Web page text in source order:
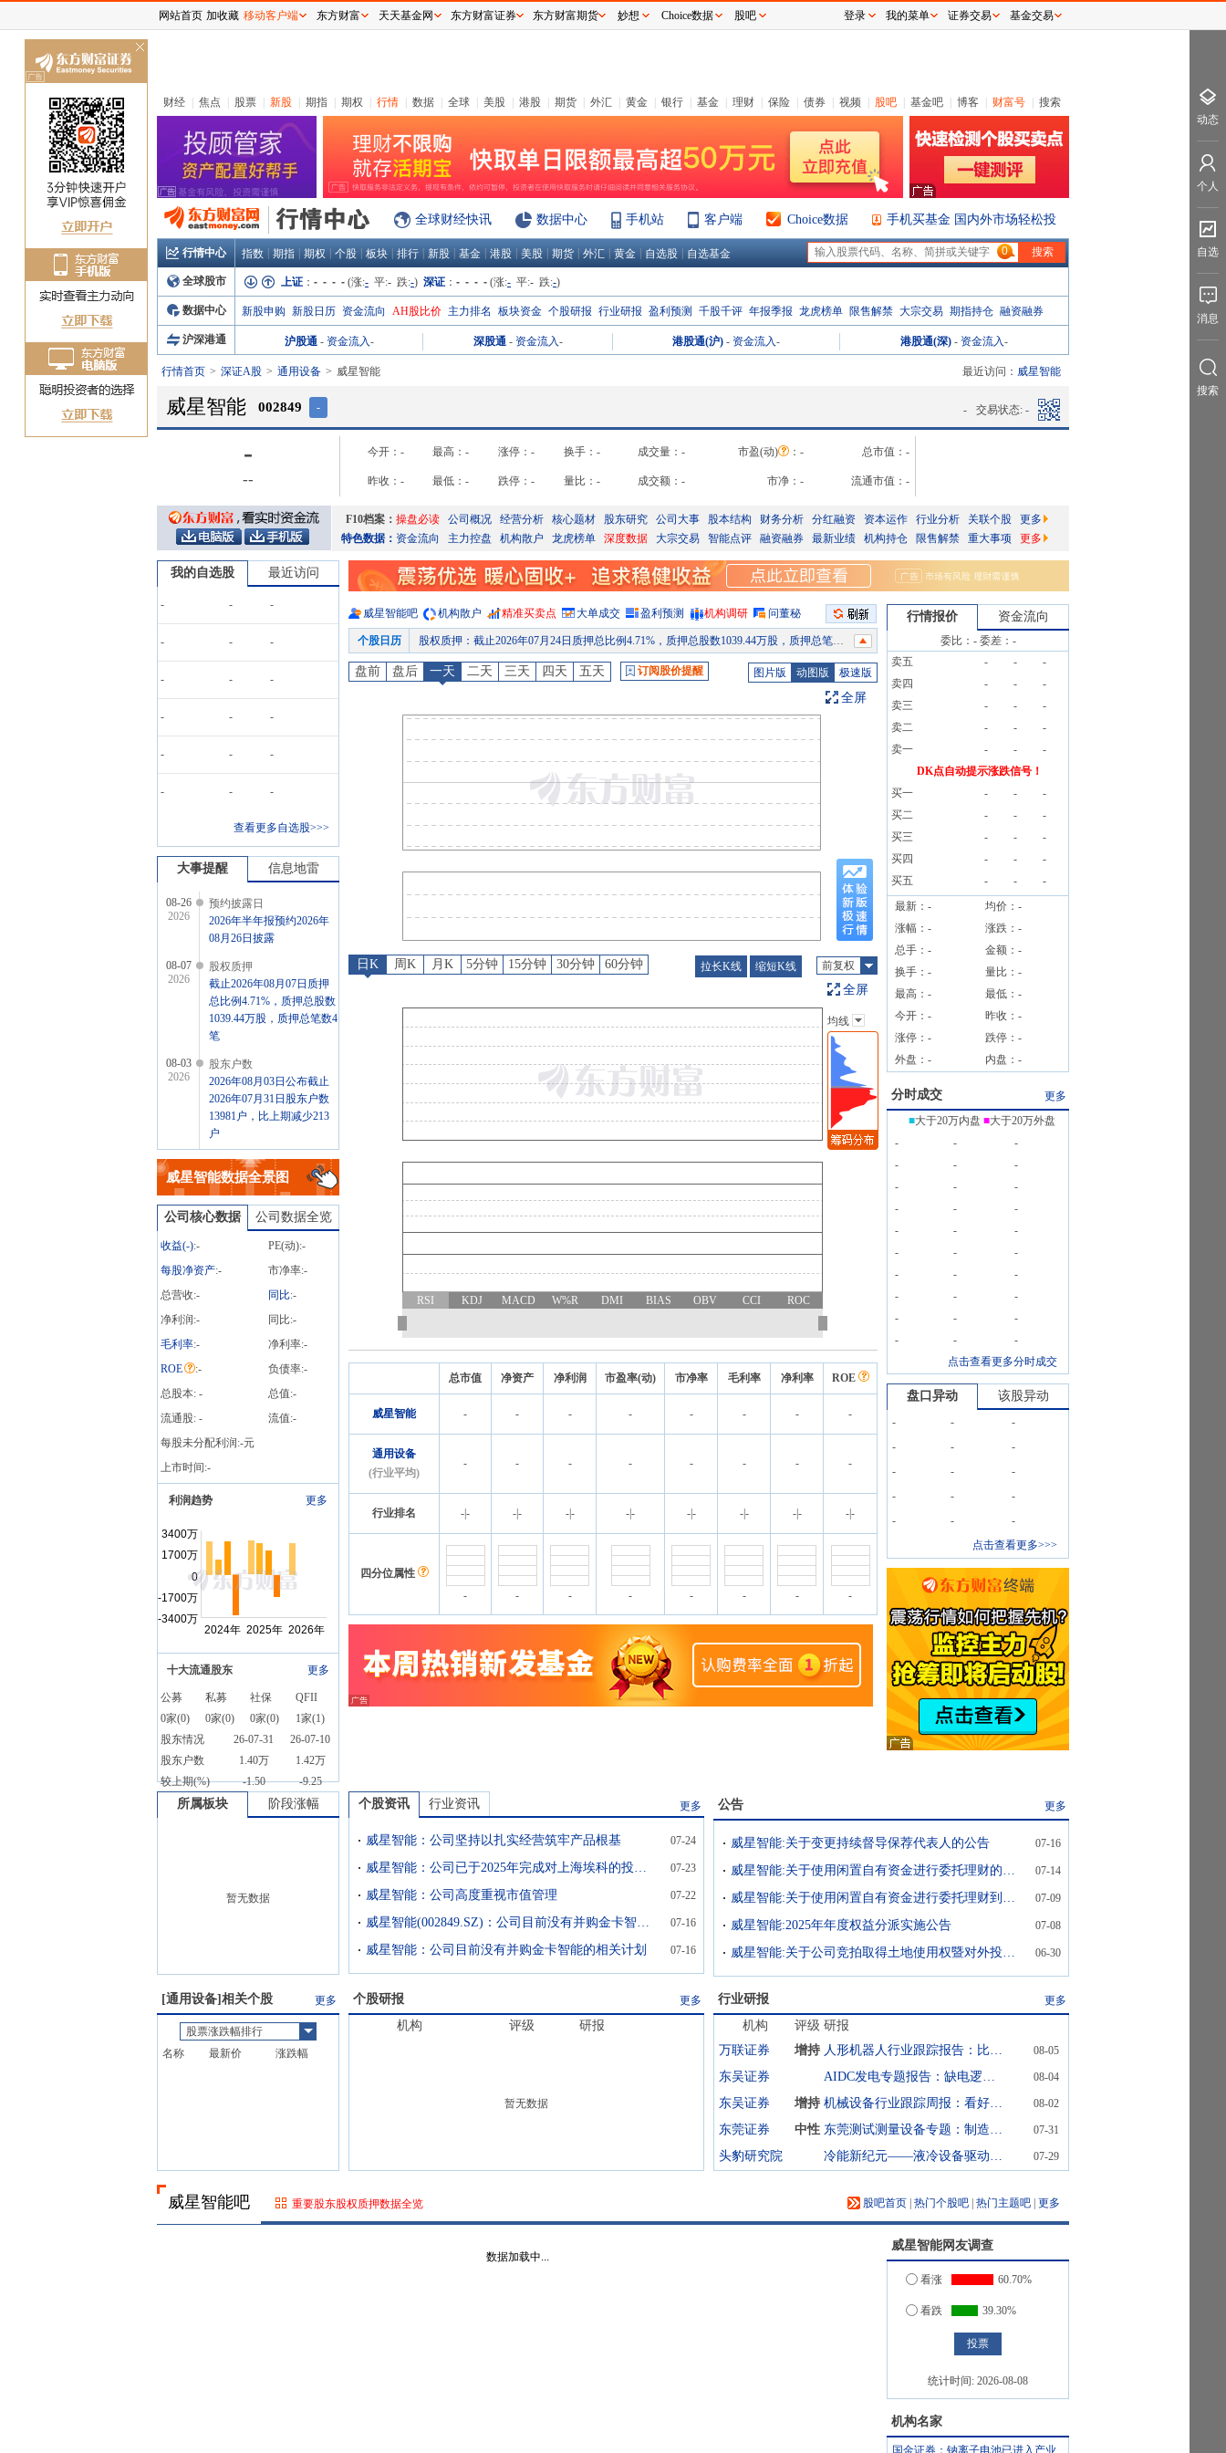
财经 焦点 股票 新股 期指 期权 行情 数据 全球 美股 港股 期货 外汇 黄金 银行 基金 理财 保险 债券 视频 股吧 基金吧 博客 财富号 搜索
全球财经快讯 数据中心 手机站 客户端 Choice数据 手机买基金 国内外市场轻松投
行情中心 指数 期指 期权 个股 板块 排行 新股 基金 港股 美股 期货 外汇 黄金 自选股 自选基金 0
全球股市 上证 ： - - - - (涨:- 平:- 跌:-) 深证 ： - - - - (涨:- 平:- 跌:-)
数据中心 新股申购 新股日历 资金流向 AH股比价 主力排名 板块资金 个股研报 行业研报 盈利预测 千股千评 年报季报 龙虎榜单 限售解禁 大宗交易 期指持仓 融资融券
沪深港通 沪股通 - 资金流入- 深股通 - 资金流入- 港股通(沪) - 资金流入- 港股通(深) - 资金流入-
行情首页 深证A股 通用设备 威星智能 最近访问： 威星智能
威星智能 002849 - - 交易状态: -
-
--
今开： - 最高： - 涨停： - 换手： - 成交量： - 市盈(动) ： - 总市值： -
昨收： - 最低： - 跌停： - 量比： - 成交额： - 市净： - 流通市值： -
F10档案： 操盘必读 公司概况 经营分析 核心题材 股东研究 公司大事 股本结构 财务分析 分红融资 资本运作 行业分析 关联个股
更多
特色数据： 资金流向 主力控盘 机构散户 龙虎榜单 深度数据 大宗交易 智能点评 融资融券 最新业绩 机构持仓 限售解禁 重大事项 更多
我的自选股 最近访问
- - -
- - -
- - -
- - -
- - -
- - -
查看更多自选股>>>
大事提醒 信息地雷
08-26
2026
预约披露日
2026年半年报预约2026年
08月26日披露
08-07
2026
股权质押
截止2026年08月07日质押
总比例4.71%，质押总股数
1039.44万股，质押总笔数4
笔
08-03
2026
股东户数
2026年08月03日公布截止
2026年07月31日股东户数
13981户，比上期减少213
户
07-31
2026
股权质押
截止2026年07月31日质押
总比例4.71%，质押总股数
1039.44万股，质押总笔数4
威星智能数据全景图
公司核心数据 公司数据全览
收益(-):- PE(动):-
每股净资产:- 市净率:-
总营收:- 同比:-
净利润:- 同比:-
毛利率:- 净利率:-
ROE
:- 负债率:-
总股本: - 总值:-
流通股: - 流值:-
每股未分配利润:-元
上市时间:-
利润趋势 更多
十大流通股东 更多
公募 私募 社保
QFII
0家(0) 0家(0) 0家(0) 1家(1)
股东情况
26-07-31
26-07-10
股东户数
1.40万
1.42万
较上期(%)
-1.50 -9.25
威星智能吧 机构散户 精准买卖点 大单成交 盈利预测 机构调研 问董秘
个股日历 股权质押 ： 截止2026年07月24日质押总比例4.71%，质押总股数1039.44万股，质押总笔数4笔
股东户数：2026年07月23日公布截止2026年07月10日股东户数14194户，比上期减少1447户
股权质押
截止2026年07月17日质押总比例4.71%，质押总股数1039.44万股，质押总笔数4笔
公告：2026年07月16日发布《威星智能:关于变更持续督导保荐代表人的公告》
公告：2026年07月14日发布《威星智能:关于使用闲置自有资金进行委托理财的进展公告》
预约披露日：2026年半年报预约2026年08月26日披露
股权质押 ：截止2026年08月07日质押总比例4.71%，质押总股数1039.44万股，质押总笔数4笔
股权质押：截止2026年07月31日质押总比例4.71%，质押总股数1039.44万股，质押总笔数4笔
盘前 盘后 一天 二天 三天 四天 五天 订阅股价提醒 图片版 动图版 极速版
全屏
日K 周K 月K 5分钟 15分钟 30分钟 60分钟 拉长K线 缩短K线 前复权
全屏
主图指标
均线
EXPMA
SAR
BBI
RSI KDJ MACD W%R DMI BIAS OBV CCI ROC
均线
总市值 净资产 净利润 市盈率(动) 市净率 毛利率 净利率 ROE
威星智能 - - - - - - - -
通用设备
(行业平均)
- - - - - - - -
行业排名 -- -- -|- -- -|- -|- -|- --
四分位属性
-
- - - - - - -
行情报价 资金流向
委比： -委差： -
卖五
- -
-
卖四
- -
-
卖三
- -
-
卖二
- -
-
卖一
- -
-
DK点自动提示涨跌信号！
买一
- -
-
买二
- -
-
买三
- -
-
买四
- -
-
买五
- -
-
最新： - 均价： -
涨幅： - 涨跌： -
总手： - 金额： -
换手： - 量比： -
最高： - 最低： -
今开： - 昨收： -
涨停： - 跌停： -
外盘： - 内盘： -
分时成交
更多
■大于20万内盘 ■大于20万外盘
-
-
-
-
-
-
-
-
-
-
-
-
-
-
-
-
-
-
-
-
-
-
-
-
-
-
-
-
-
-
点击查看更多分时成交
盘口异动 该股异动
- -
-
-
-
-
-
-
-
-
-
-
-
-
-
点击查看更多>>>
所属板块 阶段涨幅
暂无数据
个股资讯 行业资讯 更多
威星智能：公司坚持以扎实经营筑牢产品根基 07-24
威星智能：公司已于2025年完成对上海埃科的投资布局，补齐工商业计量产品线 07-23
威星智能：公司高度重视市值管理 07-22
威星智能(002849.SZ)：公司目前没有并购金卡智能的相关计划 07-16
威星智能：公司目前没有并购金卡智能的相关计划 07-16
公告 更多
威星智能:关于变更持续督导保荐代表人的公告 07-16
威星智能:关于使用闲置自有资金进行委托理财的进展公告 07-14
威星智能:关于使用闲置自有资金进行委托理财到期赎回的公告 07-09
威星智能:2025年年度权益分派实施公告 07-08
威星智能:关于公司竞拍取得土地使用权暨对外投资进展情况的公告 06-30
[通用设备]相关个股 更多
股票涨跌幅排行
名称
最新价 涨跌幅
个股研报 更多
机构 评级 研报
暂无数据
行业研报 更多
机构 评级 研报
万联证券
增持 人形机器人行业跟踪报告：比亚迪人形机器人“小迪”预计8月亮相 08-05
东吴证券 AIDC发电专题报告：缺电逻辑下燃机已开始释放利润，重视0-1的SOFC 08-04
东吴证券 增持 机械设备行业跟踪周报：看好半导体设备超级景气周期&资本开支加速受益的AI设备；推荐估值低稳增长的工程机械 08-02
东莞证券 中性 东莞测试测量设备专题：制造业升级催化检测需求 07-31
头豹研究院 冷能新纪元——液冷设备驱动算力基础设施的热管理革命 头豹词条报告系列 07-29
威星智能吧 重要股东股权质押数据全览 股吧首页 热门个股吧 热门主题吧 更多
威星智能网友调查
看涨 60.70%
看跌 39.30%
统计时间: 2026-08-08
机构名家
国金证券：钠离子电池已进入产业
网站首页 加收藏 移动客户端 东方财富 天天基金网 东方财富证券 东方财富期货 妙想 Choice数据 股吧 登录 我的菜单 证券交易 基金交易
动态
个人
自选
消息
搜索